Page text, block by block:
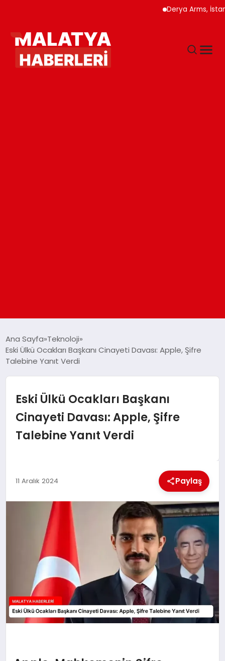
Derya Arms,
GÜNDEM
DÜNYA
EĞITIM
MAGAZIN
TEKNOLOJI
Ana Sayfa Teknoloji
Eski Ülkü Ocakları Başkanı Cinayeti Davası: Apple, Şifre
Talebine Yanıt Verdi
Eski Ülkü Ocakları Başkanı
Cinayeti Davası: Apple, Şifre
Talebine Yanıt Verdi
11 Aralık 2024 Paylaş